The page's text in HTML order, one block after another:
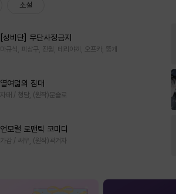
소설
[성비단] 무단사정금지
마규식, 피상구, 진월, 테리야끼, 오프카, 뚱개
열여덟의 침대
자태 / 청담, (원작)문슬로
언모럴 로맨틱 코미디
가감 / 쌔우, (원작)곽겨자